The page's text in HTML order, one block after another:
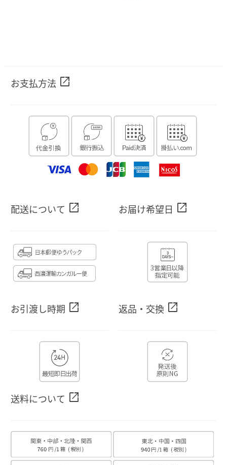
お支払方法 open_in_new
配送について open_in_new お届け希望日 open_in_new
お引渡し時期 open_in_new 返品・交換 open_in_new
送料について open_in_new